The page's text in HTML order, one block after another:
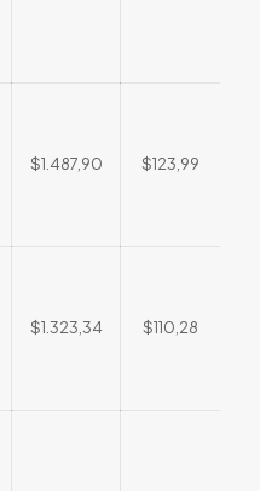
$1.487,90 $123,99
$1.323,34 $110,28